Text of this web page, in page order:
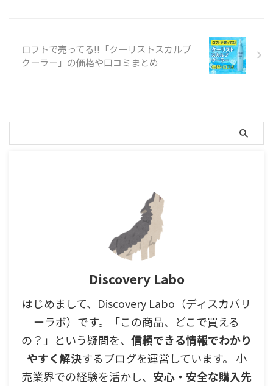
ロフトで売ってる!!「クーリストスカルプ
クーラー」の価格や口コミまとめ
Discovery Labo
はじめまして、Discovery Labo（ディスカバリ
ーラボ）です。「この商品、どこで買える
の？」という疑問を、 信頼できる情報でわかり
やすく解決するブログを運営しています。 小
売業界での経験を活かし、 安心・安全な購入先